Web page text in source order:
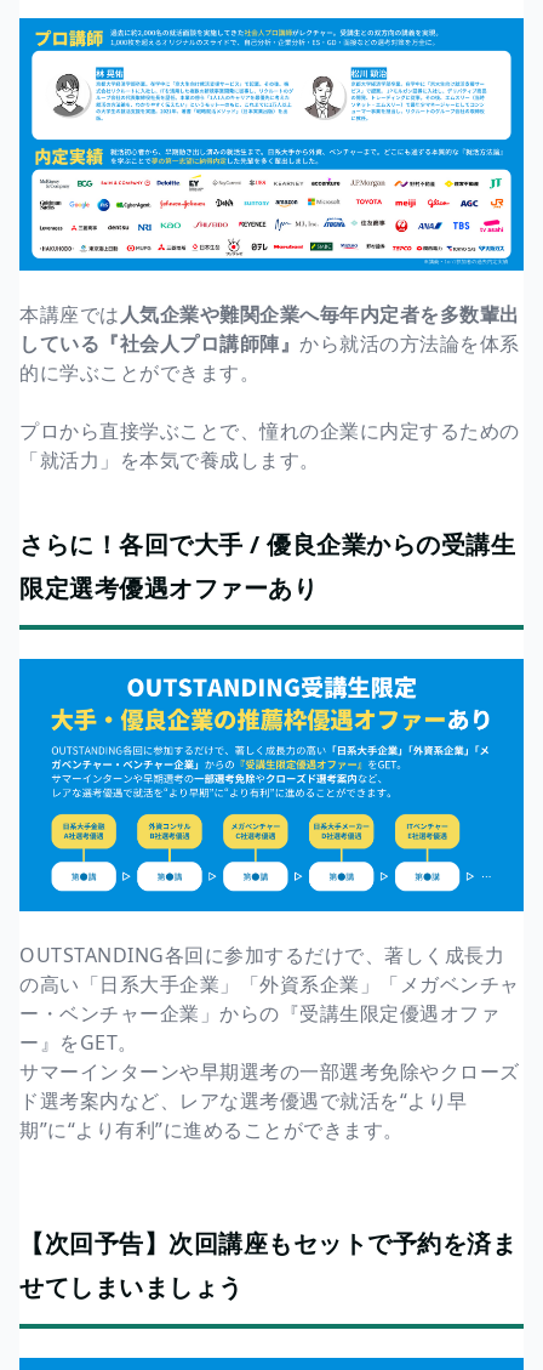
本講座では人気企業や難関企業へ毎年内定者を多数輩出
している『社会人プロ講師陣』 から就活の方法論を体系
的に学ぶことができます。
プロから直接学ぶことで、憧れの企業に内定するための
「就活力」を本気で養成します。
さらに！各回で大手 / 優良企業からの受講生
限定選考優遇オファーあり
OUTSTANDING各回に参加するだけで、著しく成長力
の高い「日系大手企業」「外資系企業」「メガベンチャ
ー・ベンチャー企業」からの『受講生限定優遇オファ
ー』をGET。
サマーインターンや早期選考の一部選考免除やクローズ
ド選考案内など、レアな選考優遇で就活を“より早
期”に“より有利”に進めることができます。
【次回予告】次回講座もセットで予約を済ま
せてしまいましょう